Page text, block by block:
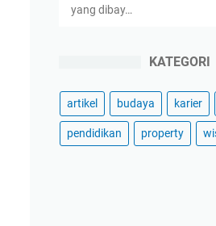
yang dibay…
KATEGORI
artikel budaya karier
pendidikan property